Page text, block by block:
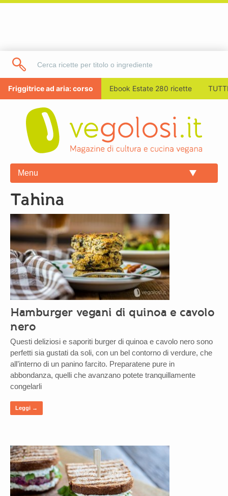
Friggitrice ad aria: corso Ebook Estate 280 ricette
Menu
tahina
Hamburger vegani di quinoa e cavolo
nero
Questi deliziosi e saporiti burger di quinoa e cavolo nero sono
perfetti sia gustati da soli, con un bel contorno di verdure, che
all’interno di un panino farcito. Preparatene pure in
abbondanza, quelli che avanzano potete tranquillamente
congelarli
Leggi →